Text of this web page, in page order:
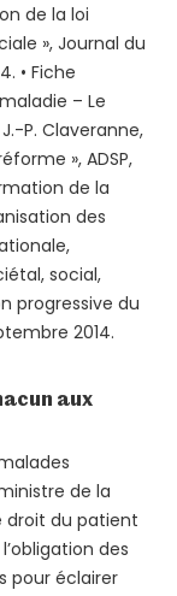
de la loi
», Journal du
• Fiche
– Le
P. Claveranne,
», ADSP,
de la
des
social,
progressive du
2014.
aux
de la
droit du patient
des
pour éclairer